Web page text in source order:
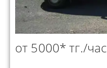
от 5000* тг./час